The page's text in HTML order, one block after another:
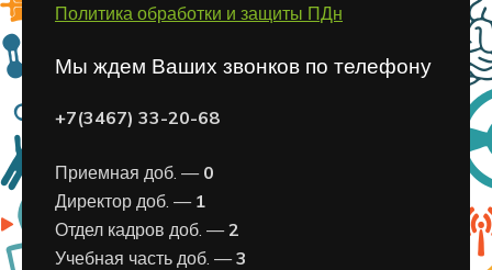
Политика обработки и защиты ПДн
Мы ждем Ваших звонков по телефону
+7(3467) 33-20-68
Приемная доб. — 0
Директор доб. — 1
Отдел кадров доб. —2
Учебная часть доб. —3